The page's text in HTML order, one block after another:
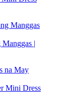
|
Mini Dress